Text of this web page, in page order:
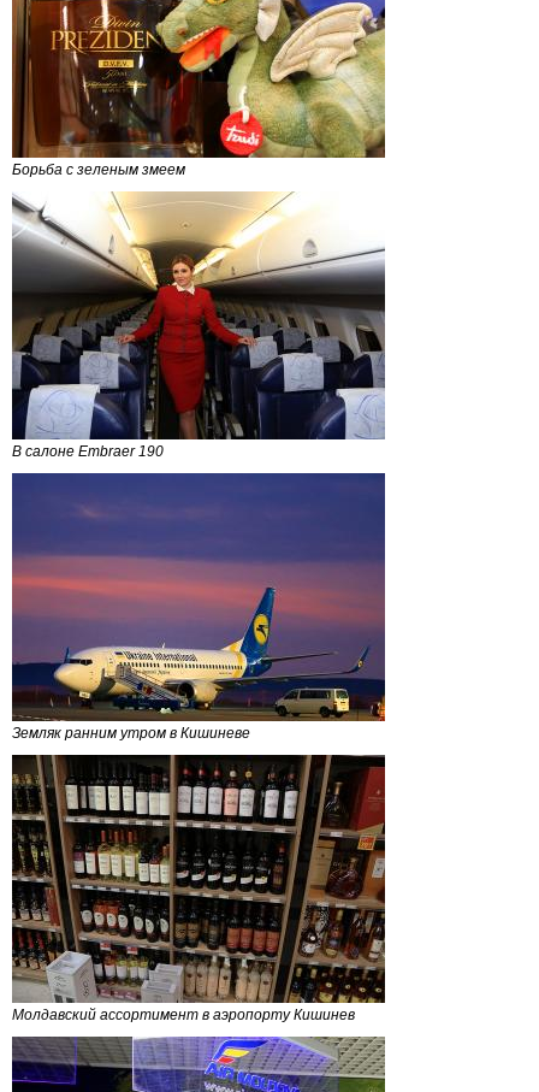
Борьба с зеленым змеем
В салоне Embraer 190
Земляк ранним утром в Кишиневе
Молдавский ассортимент в аэропорту Кишинев